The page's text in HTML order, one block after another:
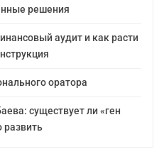
решения
аудит и как расти
оратора
существует ли «ген
развить